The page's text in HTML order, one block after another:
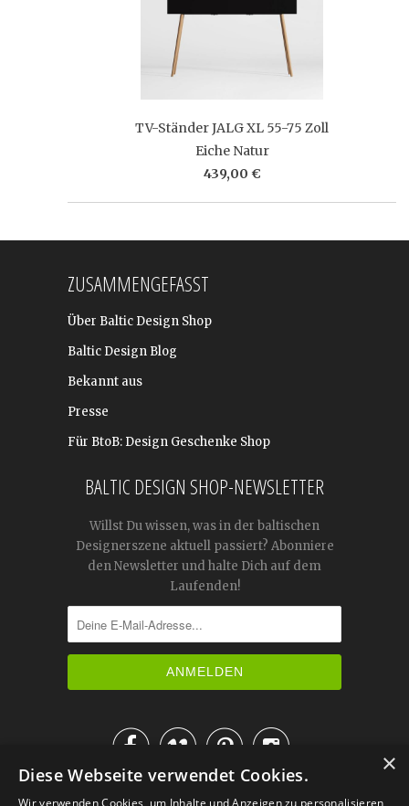
TV-Ständer JALG XL 55-75 Zoll
Eiche Natur
439,00 €
ZUSAMMENGEFASST
Über Baltic Design Shop
Baltic Design Blog
Bekannt aus
Presse
Für BtoB: Design Geschenke Shop
BALTIC DESIGN SHOP-NEWSLETTER
Willst Du wissen, was in der baltischen
Designerszene aktuell passiert? Abonniere
den Newsletter und halte Dich auf dem
Laufenden!

IM KATALOG BLÄTTERN
×
Diese Webseite verwendet Cookies.
Wir verwenden Cookies, um Inhalte und Anzeigen zu personalisieren